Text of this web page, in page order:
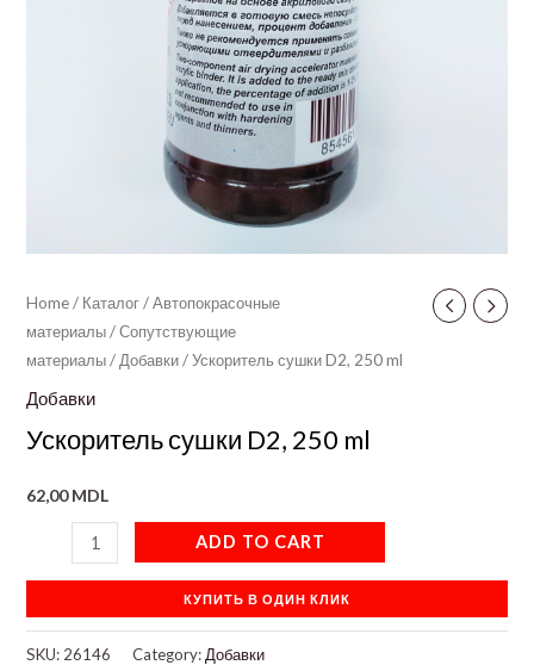
Home/ Каталог/Автопокрасочные
материалы/Сопутствующие
материалы/Добавки/ Ускоритель сушки D2, 250 ml
Добавки
Ускоритель сушки D2, 250 ml
62,00MDL
ADD TO CART
КУПИТЬ В ОДИН КЛИК
SKU: 26146 Category: Добавки